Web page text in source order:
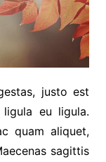
justo est
eu ligula.
quam aliquet,
sagittis